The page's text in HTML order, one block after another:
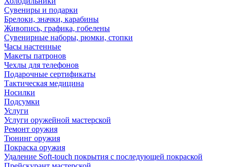
Сувениры и подарки
Брелоки, значки, карабины
Живопись, графика, гобелены
Сувенирные наборы, рюмки, стопки
Часы настенные
Макеты патронов
Чехлы для телефонов
Подарочные сертификаты
Тактическая медицина
Носилки
Подсумки
Услуги
Услуги оружейной мастерской
Ремонт оружия
Тюнинг оружия
Покраска оружия
Удаление Soft-touch покрытия с последующей покраской